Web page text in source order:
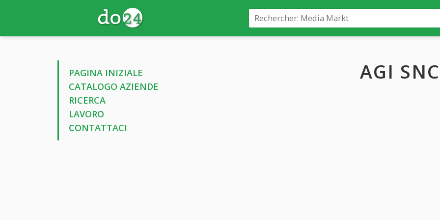
PAGINA INIZIALE
CATALOGO AZIENDE
RICERCA
LAVORO
CONTATTACI
AGI SNC